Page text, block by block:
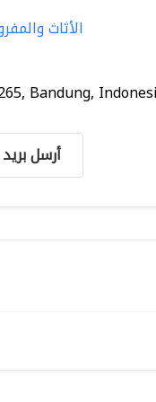
الأثاث
Bandung,
أرسل